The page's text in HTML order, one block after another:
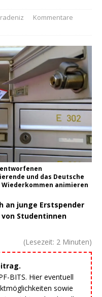
Kommentare
und das Deutsche
animieren
an junge Erstspender
Studentinnen
(Lesezeit: 2 Minuten)
BITS. Hier eventuell
sowie